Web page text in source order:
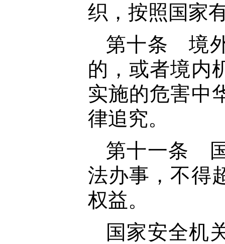
织，按照国家
第十条 境
的，或者境内
实施的危害中
律追究。
第十一条
法办事，不得
权益。
国家安全机